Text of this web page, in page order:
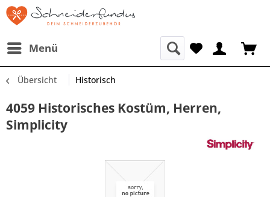
Menü
Übersicht Historisch
4059 Historisches Kostüm, Herren,
Simplicity